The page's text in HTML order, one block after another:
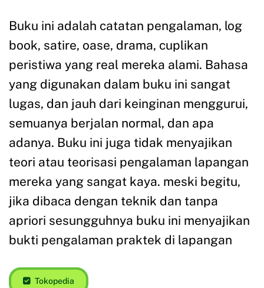
Buku ini adalah catatan pengalaman, log
book, satire, oase, drama, cuplikan
peristiwa yang real mereka alami. Bahasa
yang digunakan dalam buku ini sangat
lugas, dan jauh dari keinginan menggurui,
semuanya berjalan normal, dan apa
adanya. Buku ini juga tidak menyajikan
teori atau teorisasi pengalaman lapangan
mereka yang sangat kaya. meski begitu,
jika dibaca dengan teknik dan tanpa
apriori sesungguhnya buku ini menyajikan
bukti pengalaman praktek di lapangan
Tokopedia